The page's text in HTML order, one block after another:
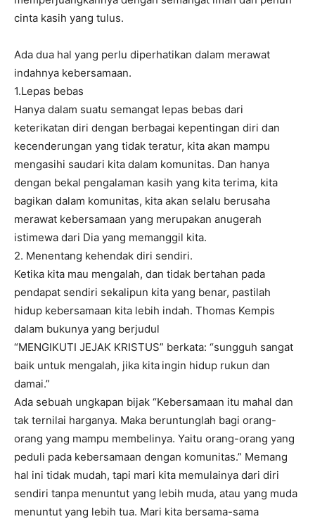
cinta kasih yang tulus.
Ada dua hal yang perlu diperhatikan dalam merawat
indahnya kebersamaan.
1.Lepas bebas
Hanya dalam suatu semangat lepas bebas dari
keterikatan diri dengan berbagai kepentingan diri dan
kecenderungan yang tidak teratur, kita akan mampu
mengasihi saudari kita dalam komunitas. Dan hanya
dengan bekal pengalaman kasih yang kita terima, kita
bagikan dalam komunitas, kita akan selalu berusaha
merawat kebersamaan yang merupakan anugerah
istimewa dari Dia yang memanggil kita.
2. Menentang kehendak diri sendiri.
Ketika kita mau mengalah, dan tidak bertahan pada
pendapat sendiri sekalipun kita yang benar, pastilah
hidup kebersamaan kita lebih indah. Thomas Kempis
dalam bukunya yang berjudul
“MENGIKUTI JEJAK KRISTUS” berkata: “sungguh sangat
baik untuk mengalah, jika kita ingin hidup rukun dan
damai.”
Ada sebuah ungkapan bijak “Kebersamaan itu mahal dan
tak ternilai harganya. Maka beruntunglah bagi orang-
orang yang mampu membelinya. Yaitu orang-orang yang
peduli pada kebersamaan dengan komunitas.” Memang
hal ini tidak mudah, tapi mari kita memulainya dari diri
sendiri tanpa menuntut yang lebih muda, atau yang muda
menuntut yang lebih tua. Mari kita bersama-sama